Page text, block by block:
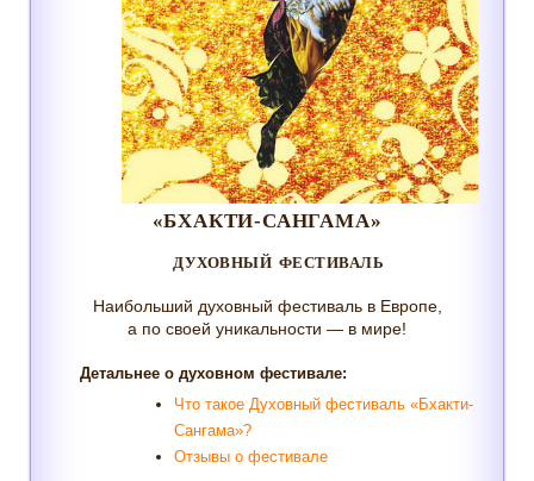
«БХАКТИ-САНГАМА»
ДУХОВНЫЙ ФЕСТИВАЛЬ
Наибольший духовный фестиваль в Европе,
а по своей уникальности — в мире!
Детальнее о духовном фестивале:
Что такое Духовный фестиваль «Бхакти-
Сангама»?
Отзывы о фестивале